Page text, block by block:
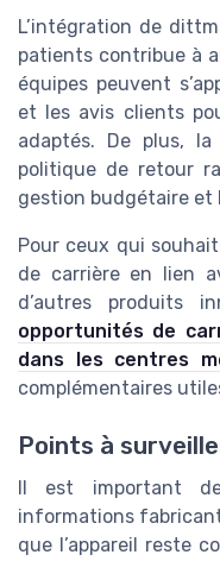
L’intégration de
patients contribue à
équipes peuvent
et les avis clients
adaptés. De plus,
politique de retour
gestion budgétaire et
Pour ceux qui
de carrière en lien
d’autres produits
opportunités de
dans les centres
complémentaires
Points à
Il est important
informations
que l’appareil reste